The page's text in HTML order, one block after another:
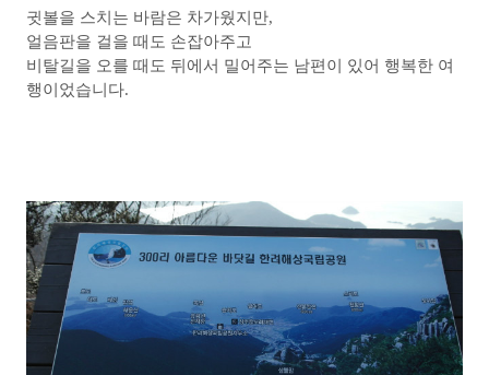
귓볼을 스치는 바람은 차가웠지만,
얼음판을 걸을 때도 손잡아주고
비탈길을 오를 때도 뒤에서 밀어주는 남편이 있어 행복한 여
행이었습니다.